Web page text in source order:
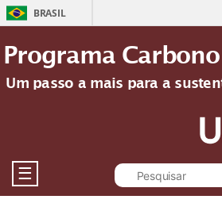
BRASIL
Programa
Um passo a mais para a
☰